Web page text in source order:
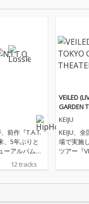
、前作『T.A.T.
、5年ぶりと
ーアルバム
』を、デジタ
。 アルバ
12 tracks
VEILED
GARDEN
KEIJU
KEIJU、
場で実施
ツアー『
R』のフ
となった